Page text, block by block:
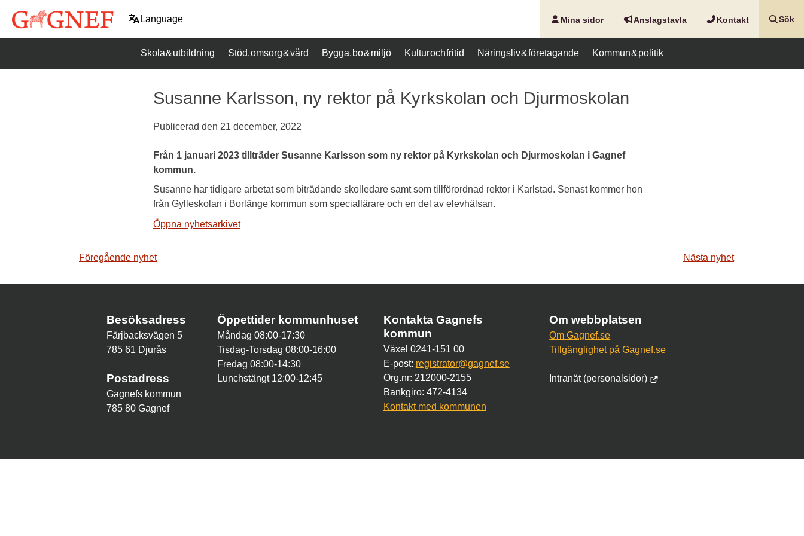
Language Mina sidor Anslags­tavla Kontakt Sök
Skola & utbildning Stöd, omsorg & vård Bygga, bo & miljö Kultur och fritid Näringsliv & företagande Kommun & politik
Susanne Karlsson, ny rektor på Kyrkskolan och Djurmoskolan
Publicerad den 21 december, 2022
Från 1 januari 2023 tillträder Susanne Karlsson som ny rektor på Kyrkskolan och Djurmoskolan i Gagnef
kommun.
Susanne har tidigare arbetat som biträdande skolledare samt som tillförordnad rektor i Karlstad. Senast kommer hon
från Gylleskolan i Borlänge kommun som speciallärare och en del av elevhälsan.
Öppna nyhetsarkivet
Inläggsnavigering
Föregående nyhet Nästa nyhet
Besöksadress
Färjbacksvägen 5
785 61 Djurås
Postadress
Gagnefs kommun
785 80 Gagnef
Öppettider kommunhuset
Måndag 08:00-17:30
Tisdag-Torsdag 08:00-16:00
Fredag 08:00-14:30
Lunchstängt 12:00-12:45
Kontakta Gagnefs
kommun
Växel 0241-151 00
E-post: registrator@gagnef.se
Org.nr: 212000-2155
Bankgiro: 472-4134
Kontakt med kommunen
Om webbplatsen
Om Gagnef.se
Tillgänglighet på Gagnef.se
Intranät (personalsidor)